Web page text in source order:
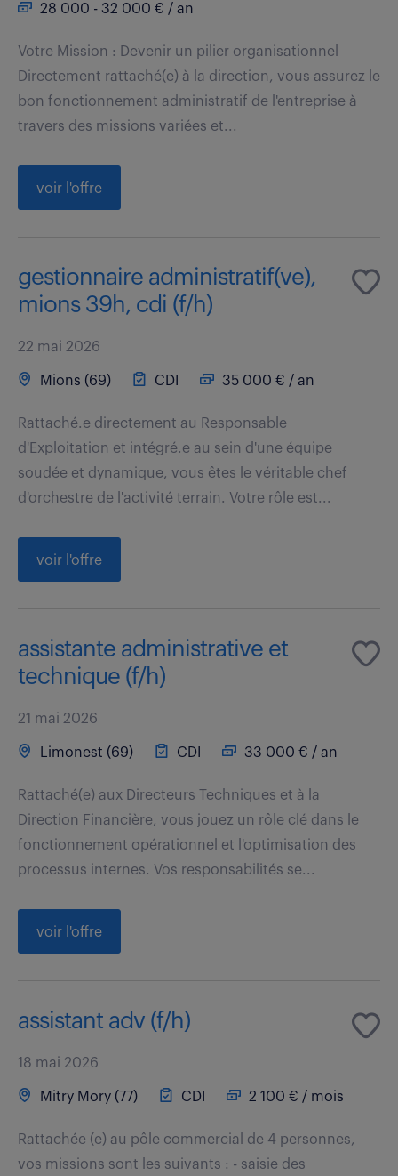
28 000 - 32 000 € / an
Votre Mission : Devenir un pilier organisationnel
Directement rattaché(e) à la direction, vous assurez le
bon fonctionnement administratif de l'entreprise à
travers des missions variées et...
voir l'offre
gestionnaire administratif(ve),
mions 39h, cdi (f/h)
22 mai 2026
Mions (69) CDI 35 000 € / an
Rattaché.e directement au Responsable
d'Exploitation et intégré.e au sein d'une équipe
soudée et dynamique, vous êtes le véritable chef
d'orchestre de l'activité terrain. Votre rôle est...
voir l'offre
assistante administrative et
technique (f/h)
21 mai 2026
Limonest (69) CDI 33 000 € / an
Rattaché(e) aux Directeurs Techniques et à la
Direction Financière, vous jouez un rôle clé dans le
fonctionnement opérationnel et l'optimisation des
processus internes. Vos responsabilités se...
voir l'offre
assistant adv (f/h)
18 mai 2026
Mitry Mory (77) CDI 2 100 € / mois
Rattachée (e) au pôle commercial de 4 personnes,
vos missions sont les suivants : - saisie des